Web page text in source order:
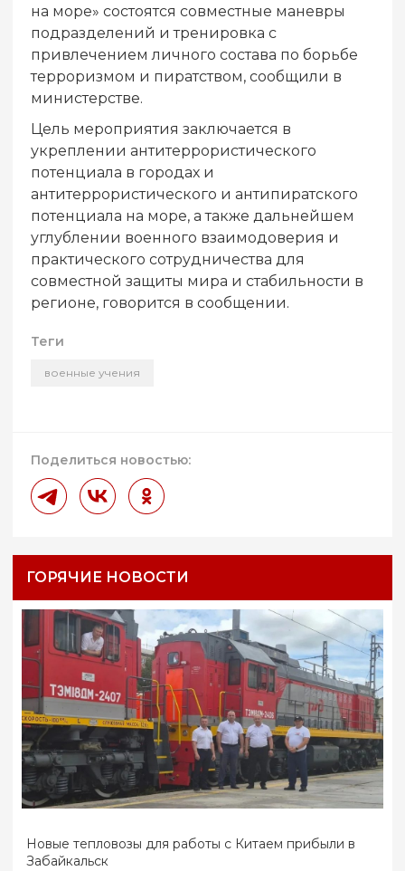
на море» состоятся совместные маневры
подразделений и тренировка с
привлечением личного состава по борьбе
терроризмом и пиратством, сообщили в
министерстве.
Цель мероприятия заключается в
укреплении антитеррористического
потенциала в городах и
антитеррористического и антипиратского
потенциала на море, а также дальнейшем
углублении военного взаимодоверия и
практического сотрудничества для
совместной защиты мира и стабильности в
регионе, говорится в сообщении.
Теги
военные учения
Поделиться новостью:
ГОРЯЧИЕ НОВОСТИ
Новые тепловозы для работы с Китаем прибыли в
Забайкальск